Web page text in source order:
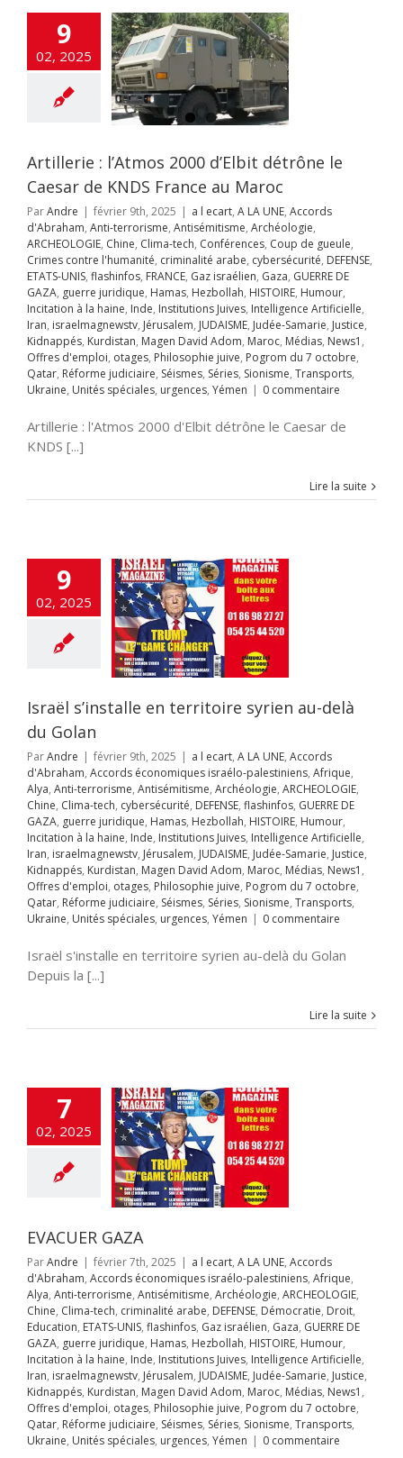
9
02, 2025
flashinfos
Gaz israélien
DE GAZA
Hamas
HISTOIRE
Iran
JUDAISME
Justice
Kurdistan
Adom Maroc
News1 Offres
otages
juive Pogrom
Qatar
judiciaire
Séries Sionisme
Ukraine
Unités
urgences Yémen
Artillerie : l’Atmos 2000 d’Elbit détrône le
Caesar de KNDS France au Maroc
ParAndre | février 9th, 2025 | a l ecart, A LA UNE, Accords
d'Abraham, Anti-terrorisme, Antisémitisme, Archéologie,
ARCHEOLOGIE, Chine, Clima-tech, Conférences, Coup de gueule,
Crimes contre l'humanité, criminalité arabe, cybersécurité, DEFENSE,
ETATS-UNIS, flashinfos, FRANCE, Gaz israélien, Gaza, GUERRE DE
GAZA, guerre juridique, Hamas, Hezbollah, HISTOIRE, Humour,
Incitation à la haine, Inde, Institutions Juives, Intelligence Artificielle,
Iran, israelmagnewstv, Jérusalem, JUDAISME, Judée-Samarie, Justice,
Kidnappés, Kurdistan, Magen David Adom, Maroc, Médias, News1 ,
Offres d'emploi, otages, Philosophie juive, Pogrom du 7 octobre,
Qatar, Réforme judiciaire, Séismes, Séries, Sionisme, Transports,
Ukraine, Unités spéciales, urgences, Yémen | 0 commentaire
Artillerie : l'Atmos 2000 d'Elbit détrône le Caesar de
KNDS [...]
Lire la suite
9
02, 2025
s’installe en
syrien au-
LA UNE Accords
Accords
cybersécurité
flashinfos
guerre
Hamas
Incitation à la
Institutions
JUDAISME
Justice
Kurdistan
Adom Maroc
News1 Offres
otages
juive Pogrom
Qatar
judiciaire
Séries Sionisme
Ukraine
Unités
urgences Yémen
Israël s’installe en territoire syrien au-delà
du Golan
ParAndre février 9th, 2025 a l ecart, A LA UNE, Accords
d'Abraham, Accords économiques israélo-palestiniens, Afrique,
Alya, Anti-terrorisme, Antisémitisme, Archéologie, ARCHEOLOGIE,
Chine, Clima-tech, cybersécurité, DEFENSE, flashinfos, GUERRE DE
GAZA, guerre juridique, Hamas, Hezbollah, HISTOIRE, Humour,
Incitation à la haine, Inde, Institutions Juives, Intelligence Artificielle,
Iran, israelmagnewstv, Jérusalem, JUDAISME, Judée-Samarie, Justice,
Kidnappés, Kurdistan, Magen David Adom, Maroc, Médias, News1,
Offres d'emploi, otages, Philosophie juive, Pogrom du 7 octobre,
Qatar, Réforme judiciaire, Séismes, Séries, Sionisme, Transports,
Ukraine, Unités spéciales, urgences, Yémen 0 commentaire
Israël s'installe en territoire syrien au-delà du Golan
Depuis la [...]
Lire la suite
7
02, 2025
GAZA
LA UNE Accords
israélo-
Alya
terrorisme
Chine
ETATS-UNIS
Gaz israélien
DE GAZA
Hamas
HISTOIRE
Incitation à la
JUDAISME
Justice
Kurdistan
Adom Maroc
News1 Offres
otages
juive Pogrom
Qatar
judiciaire
Séries Sionisme
Ukraine Unités
urgences Yémen
EVACUER GAZA
ParAndre | février 7th, 2025 | a l ecart, A LA UNE, Accords
d'Abraham, Accords économiques israélo-palestiniens, Afrique,
Alya, Anti-terrorisme, Antisémitisme, Archéologie, ARCHEOLOGIE,
Chine, Clima-tech, criminalité arabe, DEFENSE, Démocratie, Droit,
Education, ETATS-UNIS, flashinfos, Gaz israélien, Gaza, GUERRE DE
GAZA, guerre juridique, Hamas, Hezbollah, HISTOIRE, Humour,
Incitation à la haine, Inde, Institutions Juives, Intelligence Artificielle,
Iran, israelmagnewstv, Jérusalem, JUDAISME, Judée-Samarie, Justice,
Kidnappés, Kurdistan, Magen David Adom, Maroc, Médias, News1 ,
Offres d'emploi, otages, Philosophie juive, Pogrom du 7 octobre,
Qatar, Réforme judiciaire, Séismes, Séries, Sionisme, Transports,
Ukraine, Unités spéciales, urgences, Yémen | 0 commentaire
DE «L’ELU»
LA SCENE